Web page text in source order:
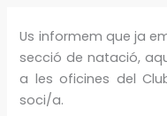
Us informem que ja
secció de natació,
a les oficines del
soci/a.